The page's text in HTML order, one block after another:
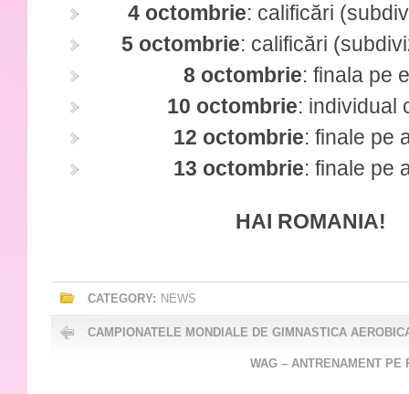
4 octombrie: calificări
5 octombrie: calificări
8 octombrie: finala pe
10 octombrie: individual
12 octombrie: finale pe
13 octombrie: finale pe
HAI ROMANIA!
CATEGORY: NEWS
CAMPIONATELE MONDIALE DE GIMNASTICA
WAG – ANTRENAMENT PE